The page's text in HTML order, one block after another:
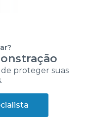
proteger suas